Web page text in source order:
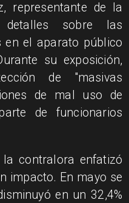
representante de la
detalles sobre las
en el aparato público
su exposición,
de "masivas
de mal uso de
de funcionarios
contralora enfatizó
impacto. En mayo se
en un 32,4%